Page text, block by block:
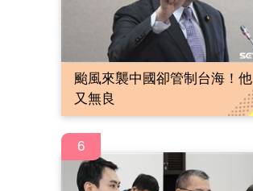
颱風來襲中國卻管制台海！
又無良
6